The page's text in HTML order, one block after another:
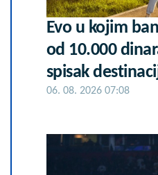
Evo u kojim
od 10.000
spisak
06. 08. 2026 07:08